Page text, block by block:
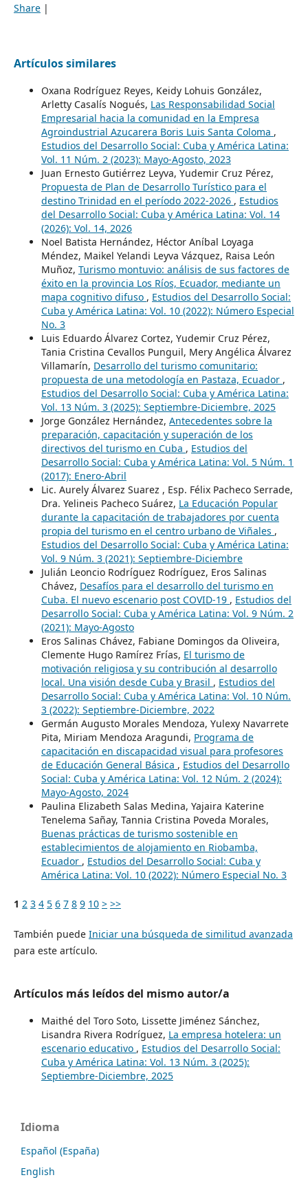
Share |
Artículos similares
Oxana Rodríguez Reyes, Keidy Lohuis González,
Arletty Casalís Nogués, Las Responsabilidad Social
Empresarial hacia la comunidad en la Empresa
Agroindustrial Azucarera Boris Luis Santa Coloma ,
Estudios del Desarrollo Social: Cuba y América Latina:
Vol. 11 Núm. 2 (2023): Mayo-Agosto, 2023
Juan Ernesto Gutiérrez Leyva, Yudemir Cruz Pérez,
Propuesta de Plan de Desarrollo Turístico para el
destino Trinidad en el período 2022-2026 , Estudios
del Desarrollo Social: Cuba y América Latina: Vol. 14
(2026): Vol. 14, 2026
Noel Batista Hernández, Héctor Aníbal Loyaga
Méndez, Maikel Yelandi Leyva Vázquez, Raisa León
Muñoz, Turismo montuvio: análisis de sus factores de
éxito en la provincia Los Ríos, Ecuador, mediante un
mapa cognitivo difuso , Estudios del Desarrollo Social:
Cuba y América Latina: Vol. 10 (2022): Número Especial
No. 3
Luis Eduardo Álvarez Cortez, Yudemir Cruz Pérez,
Tania Cristina Cevallos Punguil, Mery Angélica Álvarez
Villamarín, Desarrollo del turismo comunitario:
propuesta de una metodología en Pastaza, Ecuador ,
Estudios del Desarrollo Social: Cuba y América Latina:
Vol. 13 Núm. 3 (2025): Septiembre-Diciembre, 2025
Jorge González Hernández, Antecedentes sobre la
preparación, capacitación y superación de los
directivos del turismo en Cuba , Estudios del
Desarrollo Social: Cuba y América Latina: Vol. 5 Núm. 1
(2017): Enero-Abril
Lic. Aurely Álvarez Suarez , Esp. Félix Pacheco Serrade,
Dra. Yelineis Pacheco Suárez, La Educación Popular
durante la capacitación de trabajadores por cuenta
propia del turismo en el centro urbano de Viñales ,
Estudios del Desarrollo Social: Cuba y América Latina:
Vol. 9 Núm. 3 (2021): Septiembre-Diciembre
Julián Leoncio Rodríguez Rodríguez, Eros Salinas
Chávez, Desafíos para el desarrollo del turismo en
Cuba. El nuevo escenario post COVID-19 , Estudios del
Desarrollo Social: Cuba y América Latina: Vol. 9 Núm. 2
(2021): Mayo-Agosto
Eros Salinas Chávez, Fabiane Domingos da Oliveira,
Clemente Hugo Ramírez Frías, El turismo de
motivación religiosa y su contribución al desarrollo
local. Una visión desde Cuba y Brasil , Estudios del
Desarrollo Social: Cuba y América Latina: Vol. 10 Núm.
3 (2022): Septiembre-Diciembre, 2022
Germán Augusto Morales Mendoza, Yulexy Navarrete
Pita, Miriam Mendoza Aragundi, Programa de
capacitación en discapacidad visual para profesores
de Educación General Básica , Estudios del Desarrollo
Social: Cuba y América Latina: Vol. 12 Núm. 2 (2024):
Mayo-Agosto, 2024
Paulina Elizabeth Salas Medina, Yajaira Katerine
Tenelema Sañay, Tannia Cristina Poveda Morales,
Buenas prácticas de turismo sostenible en
establecimientos de alojamiento en Riobamba,
Ecuador , Estudios del Desarrollo Social: Cuba y
América Latina: Vol. 10 (2022): Número Especial No. 3
1 2 3 4 5 6 7 8 9 10 > >>
También puede Iniciar una búsqueda de similitud avanzada
para este artículo.
Artículos más leídos del mismo autor/a
Maithé del Toro Soto, Lissette Jiménez Sánchez,
Lisandra Rivera Rodríguez, La empresa hotelera: un
escenario educativo , Estudios del Desarrollo Social:
Cuba y América Latina: Vol. 13 Núm. 3 (2025):
Septiembre-Diciembre, 2025
Idioma
Español (España)
English